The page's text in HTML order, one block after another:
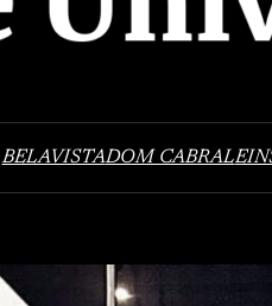
BELAVISTADOM CABRAL